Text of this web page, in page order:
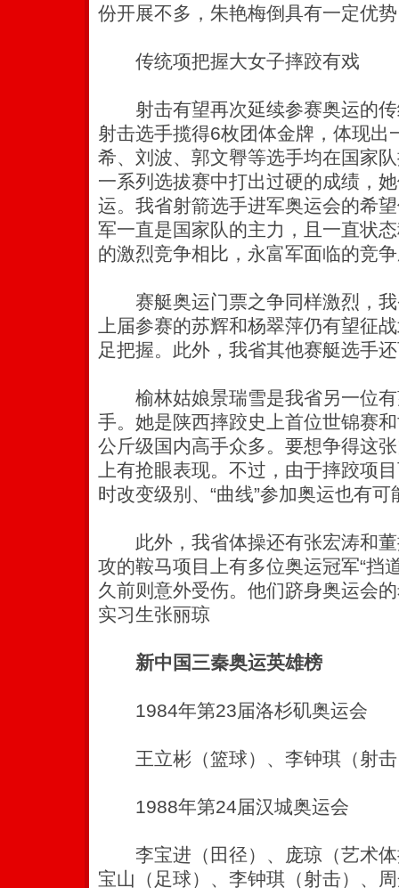
份开展不多，朱艳梅倒具有一定优
传统项把握大女子摔跤有戏
射击有望再次延续参赛奥运的传
射击选手揽得6枚团体金牌，体现出
希、刘波、郭文臖等选手均在国家
一系列选拔赛中打出过硬的成绩，
运。我省射箭选手进军奥运会的希
军一直是国家队的主力，且一直状
的激烈竞争相比，永富军面临的竞
赛艇奥运门票之争同样激烈，我
上届参赛的苏辉和杨翠萍仍有望征
足把握。此外，我省其他赛艇选手
榆林姑娘景瑞雪是我省另一位有
手。她是陕西摔跤史上首位世锦赛
公斤级国内高手众多。要想争得这
上有抢眼表现。不过，由于摔跤项
时改变级别、“曲线”参加奥运也有可
此外，我省体操还有张宏涛和董
攻的鞍马项目上有多位奥运冠军“挡
久前则意外受伤。他们跻身奥运会
实习生张丽琼
新中国三秦奥运英雄榜
1984年第23届洛杉矶奥运会
王立彬（篮球）、李钟琪（射
1988年第24届汉城奥运会
李宝进（田径）、庞琼（艺术体
宝山（足球）、李钟琪（射击）、